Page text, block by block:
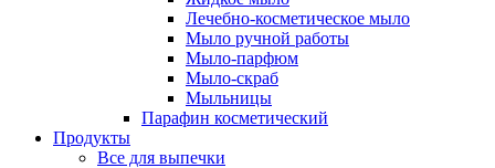
Лечебно-косметическое мыло
Мыло ручной работы
Мыло-парфюм
Мыло-скраб
Мыльницы
Парафин косметический
Продукты
Все для выпечки